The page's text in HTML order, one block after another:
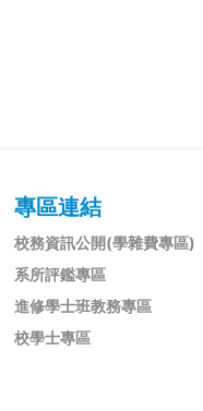
專區連結
校務資訊公開(學雜費專區)
系所評鑑專區
進修學士班教務專區
校學士專區